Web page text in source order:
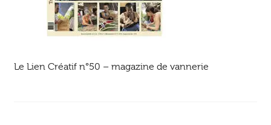
Le Lien Créatif n°50 – magazine de vannerie